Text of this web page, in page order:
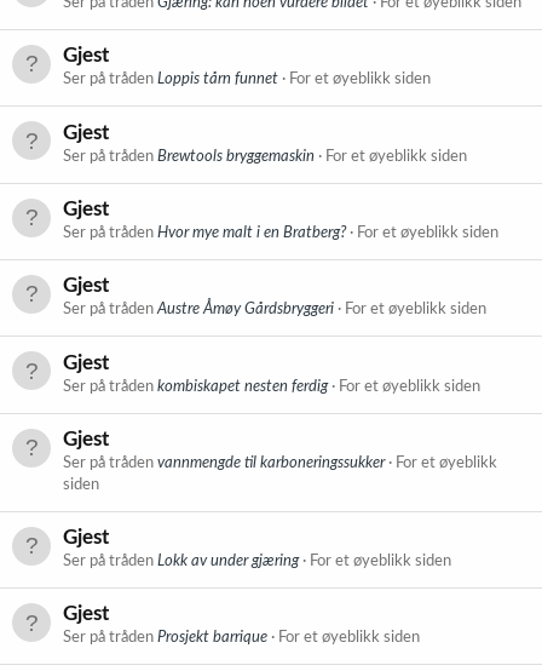
Gjest
Ser på tråden Loppis tårn funnet For et øyeblikk siden
Gjest
Ser på tråden Brewtools bryggemaskin For et øyeblikk siden
Gjest
Ser på tråden Hvor mye malt i en Bratberg? For et øyeblikk siden
Gjest
Ser på trådenAustre Åmøy Gårdsbryggeri For et øyeblikk siden
Gjest
Ser på tråden kombiskapet nesten ferdig For et øyeblikk siden
Gjest
Ser på tråden vannmengde til karboneringssukker
For et øyeblikk
siden
Gjest
Ser på tråden Lokk av under gjæring For et øyeblikk siden
Gjest
Ser på tråden Prosjekt barrique For et øyeblikk siden